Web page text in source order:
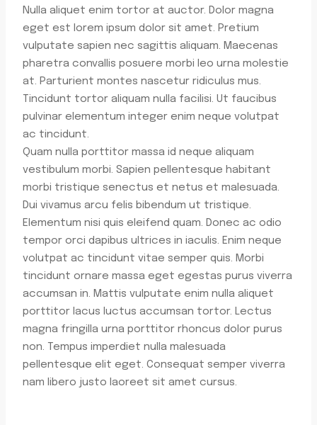
Nulla aliquet enim tortor at auctor. Dolor magna
eget est lorem ipsum dolor sit amet. Pretium
vulputate sapien nec sagittis aliquam. Maecenas
pharetra convallis posuere morbi leo urna molestie
at. Parturient montes nascetur ridiculus mus.
Tincidunt tortor aliquam nulla facilisi. Ut faucibus
pulvinar elementum integer enim neque volutpat
ac tincidunt.
Quam nulla porttitor massa id neque aliquam
vestibulum morbi. Sapien pellentesque habitant
morbi tristique senectus et netus et malesuada.
Dui vivamus arcu felis bibendum ut tristique.
Elementum nisi quis eleifend quam. Donec ac odio
tempor orci dapibus ultrices in iaculis. Enim neque
volutpat ac tincidunt vitae semper quis. Morbi
tincidunt ornare massa eget egestas purus viverra
accumsan in. Mattis vulputate enim nulla aliquet
porttitor lacus luctus accumsan tortor. Lectus
magna fringilla urna porttitor rhoncus dolor purus
non. Tempus imperdiet nulla malesuada
pellentesque elit eget. Consequat semper viverra
nam libero justo laoreet sit amet cursus.